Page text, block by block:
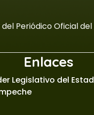
Periódico Oficial
Enlaces
Legislativo del